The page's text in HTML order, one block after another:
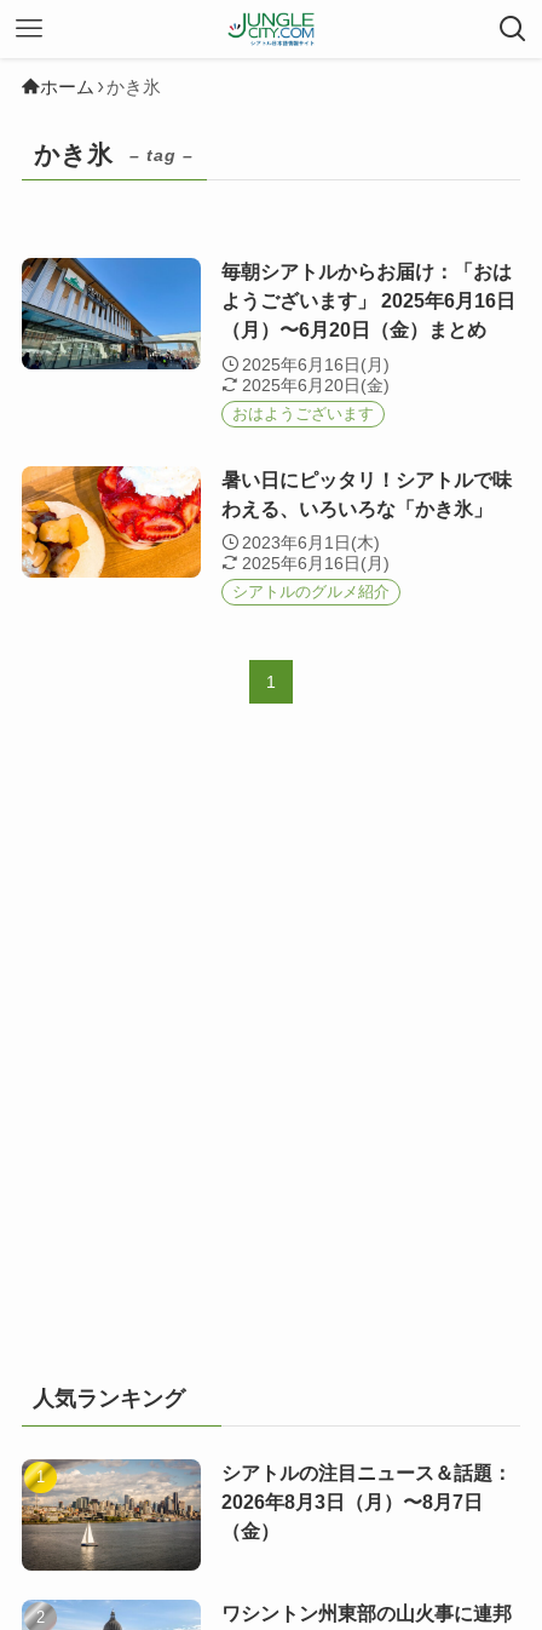
ホーム かき氷
かき氷 – tag –
毎朝シアトルからお届け：「おは
ようございます」 2025年6月16日
（月）〜6月20日（金）まとめ
2025年6月16日(月)
2025年6月20日(金)
おはようございます
暑い日にピッタリ！シアトルで味
わえる、いろいろな「かき氷」
2023年6月1日(木)
2025年6月16日(月)
シアトルのグルメ紹介
1
人気ランキング
シアトルの注目ニュース＆話題：
2026年8月3日（月）〜8月7日
（金）
ワシントン州東部の山火事に連邦